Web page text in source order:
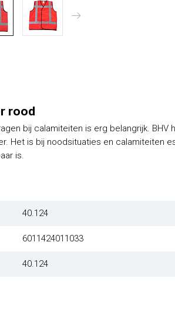
rood
bij calamiteiten is erg belangrijk. BHV
Het is bij noodsituaties en calamiteiten
is.
40.124
6011424011033
40.124